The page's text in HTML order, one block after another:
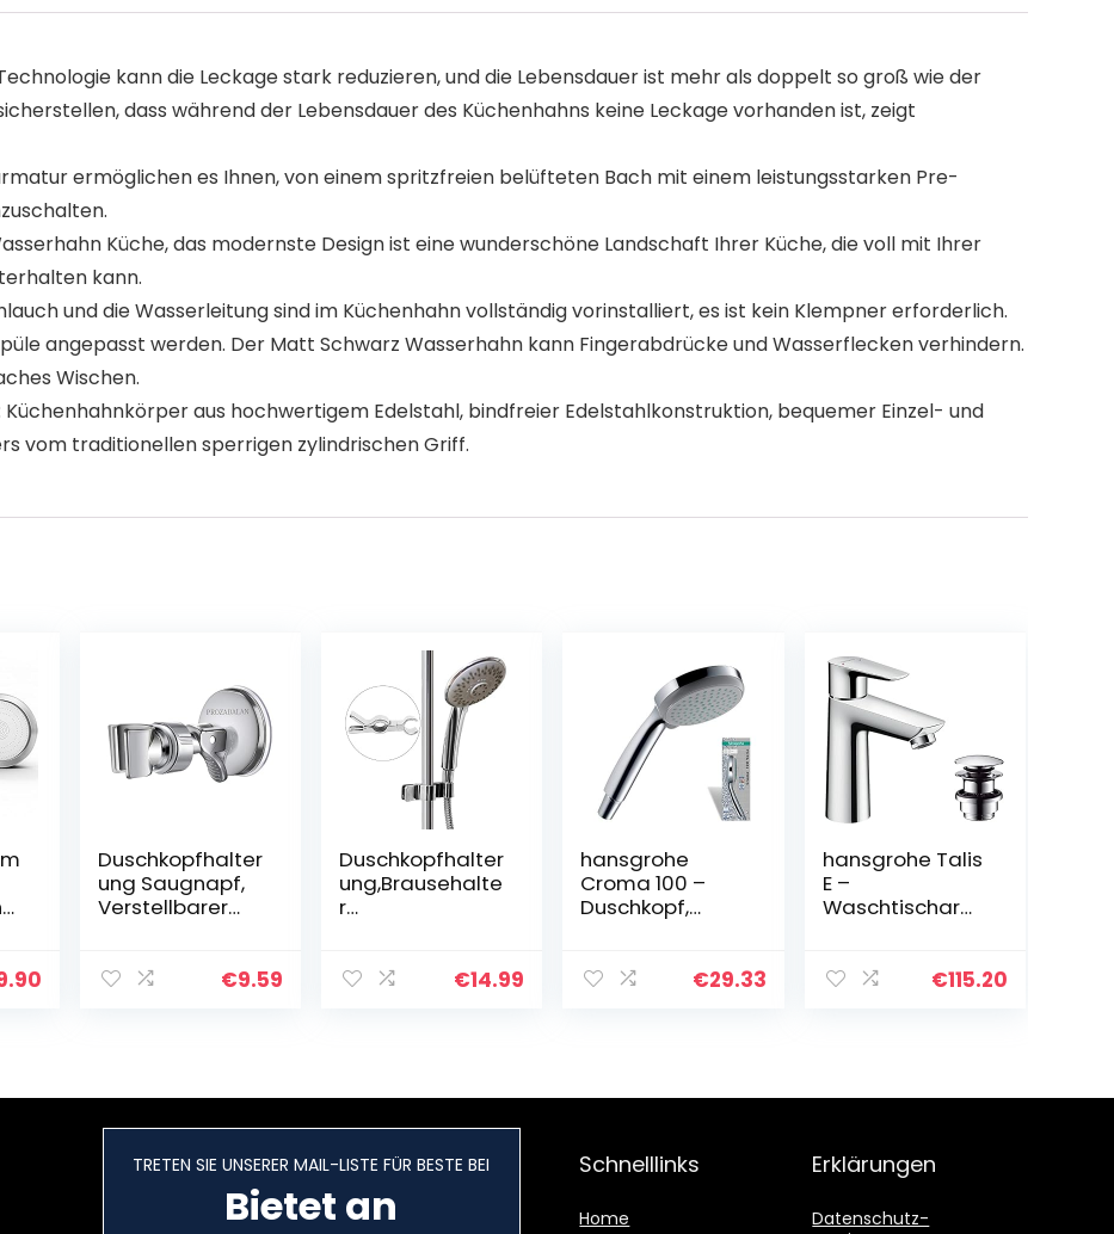
Technologie kann die Leckage stark reduzieren, und die Lebensdauer ist mehr als doppelt so groß wie der
dass während der Lebensdauer des Küchenhahns keine Leckage vorhanden ist, zeigt
ermöglichen es Ihnen, von einem spritzfreien belüfteten Bach mit einem leistungsstarken Pre-
Wasserhahn Küche, das modernste Design ist eine wunderschöne Landschaft Ihrer Küche, die voll mit Ihrer
kann.
und die Wasserleitung sind im Küchenhahn vollständig vorinstalliert, es ist kein Klempner erforderlich.
angepasst werden. Der Matt Schwarz Wasserhahn kann Fingerabdrücke und Wasserflecken verhindern.
Wischen.
Küchenhahnkörper aus hochwertigem Edelstahl, bindfreier Edelstahlkonstruktion, bequemer Einzel- und
vom traditionellen sperrigen zylindrischen Griff.
Duschkopfhalter
ung Saugnapf,
Verstellbarer
mit
Handbrause
Halterung und
montierte
Saughalterung
€9.59
Duschkopfhalter
ung,Brausehalte
r
Halterung,Badin
Verstellbar,Dusc
hstange
Halterungen
Ohne Bohren
Duschhalterung
€14.99
hansgrohe
Croma 100 –
Duschkopf,
runde
Funktion, Chrom
€29.33
hansgrohe Talis
E –
Waschtischarm
Wasserhahn
wassersparend
€115.20
TRETEN SIE UNSERER MAIL-LISTE FÜR BESTE BEI
Bietet an
Schnelllinks
Home
Erklärungen
Datenschutz-